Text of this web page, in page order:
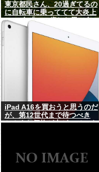
東京都民さん、20過ぎてるの
に自転車に乗っててて大炎上
www女「いい歳した男で自
転車に乗るのは知的障がい者
だけだよ？
iPad A16を買おうと思うのだ
が、第12世代まで待つべき
か？まだ価格が上がっていく